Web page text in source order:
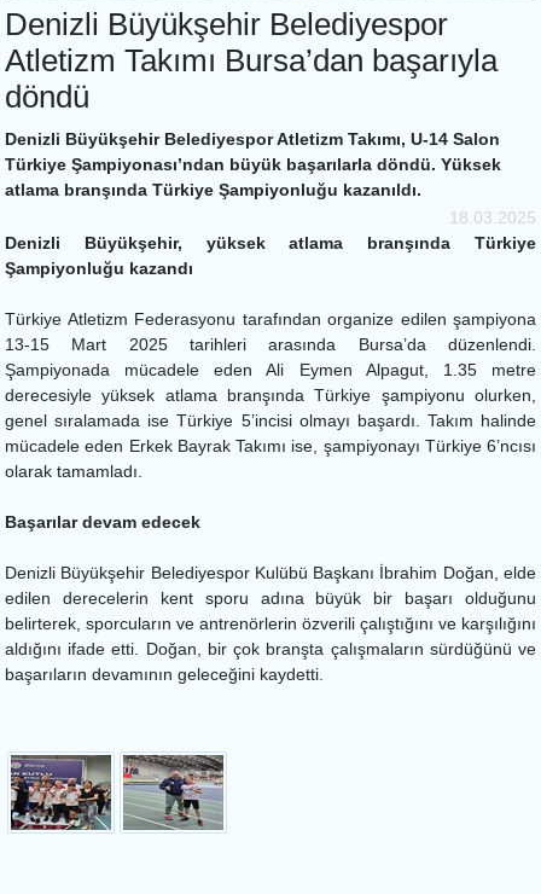
Denizli Büyükşehir Belediyespor
Atletizm Takımı Bursa’dan başarıyla
döndü
Denizli Büyükşehir Belediyespor Atletizm Takımı, U-14 Salon
Türkiye Şampiyonası’ndan büyük başarılarla döndü. Yüksek
atlama branşında Türkiye Şampiyonluğu kazanıldı.
18.03.2025
Denizli Büyükşehir, yüksek atlama branşında Türkiye
Şampiyonluğu kazandı
Türkiye Atletizm Federasyonu tarafından organize edilen şampiyona
13-15 Mart 2025 tarihleri arasında Bursa’da düzenlendi.
Şampiyonada mücadele eden Ali Eymen Alpagut, 1.35 metre
derecesiyle yüksek atlama branşında Türkiye şampiyonu olurken,
genel sıralamada ise Türkiye 5’incisi olmayı başardı. Takım halinde
mücadele eden Erkek Bayrak Takımı ise, şampiyonayı Türkiye 6’ncısı
olarak tamamladı.
Başarılar devam edecek
Denizli Büyükşehir Belediyespor Kulübü Başkanı İbrahim Doğan, elde
edilen derecelerin kent sporu adına büyük bir başarı olduğunu
belirterek, sporcuların ve antrenörlerin özverili çalıştığını ve karşılığını
aldığını ifade etti. Doğan, bir çok branşta çalışmaların sürdüğünü ve
başarıların devamının geleceğini kaydetti.